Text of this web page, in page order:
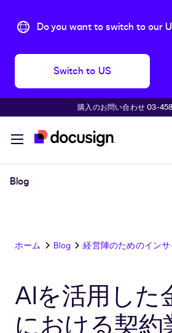
Do you want to switch to our
Switch to US
購入のお問い合わせ 03-
Blog
ホーム Blog 経営陣のためのインサ
AIを活用した
における契約